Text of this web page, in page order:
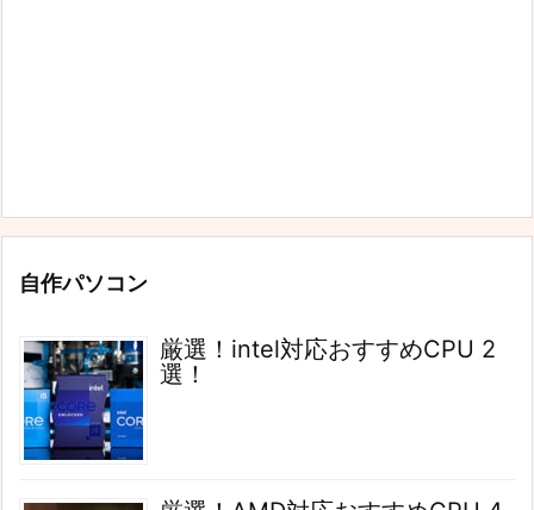
自作パソコン
厳選！intel対応おすすめCPU 2
選！